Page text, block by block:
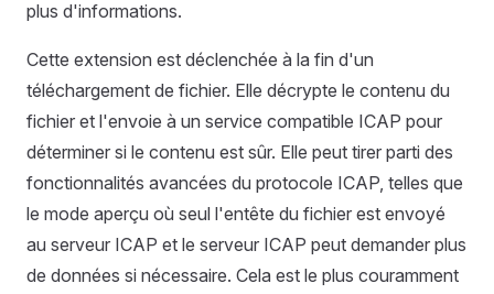
plus d'informations.
Cette extension est déclenchée à la fin d'un
téléchargement de fichier. Elle décrypte le contenu du
fichier et l'envoie à un service compatible ICAP pour
déterminer si le contenu est sûr. Elle peut tirer parti des
fonctionnalités avancées du protocole ICAP, telles que
le mode aperçu où seul l'entête du fichier est envoyé
au serveur ICAP et le serveur ICAP peut demander plus
de données si nécessaire. Cela est le plus couramment